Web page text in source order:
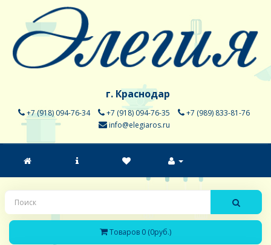
г. Краснодар
+7 (918) 094-76-34 +7 (918) 094-76-35
+7 (989) 833-81-76
info@elegiaros.ru
Товаров 0 (0руб.)